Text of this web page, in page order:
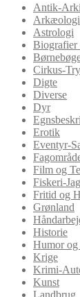
Antik-
Arkæologi
Astrologi
Biografier
Cirkus-
Digte
Diverse
Dyr
Erotik
Eventyr-
Film og
Fiskeri-
Fritid og
Grønland
Historie
Humor og
Krige
Krimi-
Kunst
Landbrug